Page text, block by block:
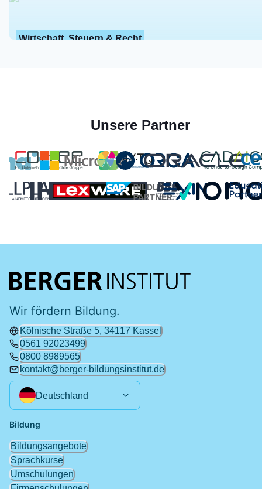
Wirtschaft, Steuern & Recht
Unsere Partner
Wir fördern Bildung.
Kölnische Straße 5, 34117 Kassel
0561 92023499
0800 8989565
kontakt@berger-bildungsinstitut.de
Deutschland
Bildung
Bildungsangebote
Sprachkurse
Umschulungen